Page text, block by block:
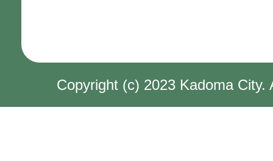
Copyright (c) 2023 Kadoma City.